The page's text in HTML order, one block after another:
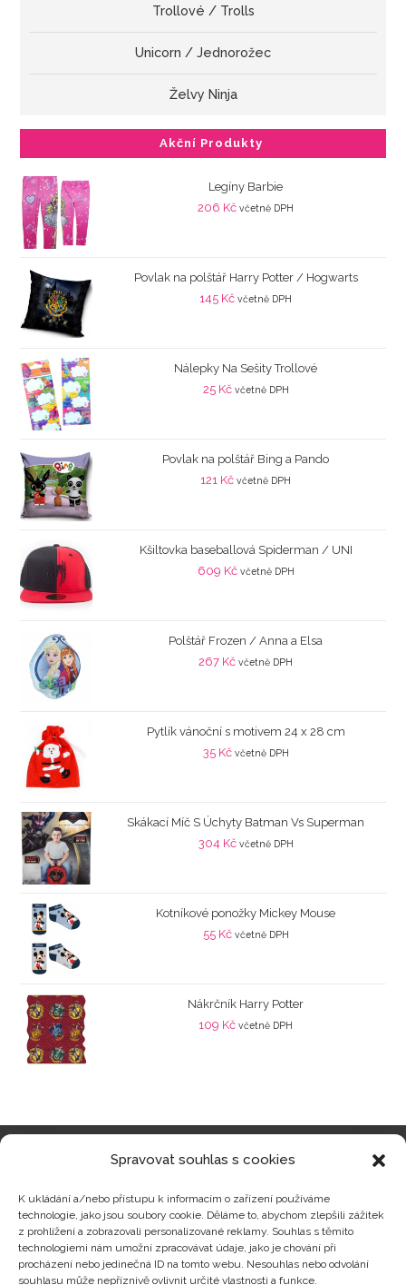
Spravovat souhlas s cookies
K ukládání a/nebo přístupu k informacím o zařízení používáme
technologie, jako jsou soubory cookie. Děláme to, abychom zlepšili zážitek
z prohlížení a zobrazovali personalizované reklamy. Souhlas s těmito
technologiemi nám umožní zpracovávat údaje, jako je chování při
procházení nebo jedinečná ID na tomto webu. Nesouhlas nebo odvolání
souhlasu může nepříznivě ovlivnit určité vlastnosti a funkce.
Trollové / Trolls
Unicorn / Jednorožec
Želvy Ninja
Akční Produkty
Legíny Barbie
206 Kč včetně DPH
Povlak na polštář Harry Potter / Hogwarts
145 Kč včetně DPH
Nálepky Na Sešity Trollové
25 Kč včetně DPH
Povlak na polštář Bing a Pando
121 Kč včetně DPH
Kšiltovka baseballová Spiderman / UNI
609 Kč včetně DPH
Polštář Frozen / Anna a Elsa
267 Kč včetně DPH
Pytlík vánoční s motivem 24 x 28 cm
35 Kč včetně DPH
Skákací Míč S Úchyty Batman Vs Superman
304 Kč včetně DPH
Kotníkové ponožky Mickey Mouse
55 Kč včetně DPH
Nákrčník Harry Potter
109 Kč včetně DPH
Zajímavosti